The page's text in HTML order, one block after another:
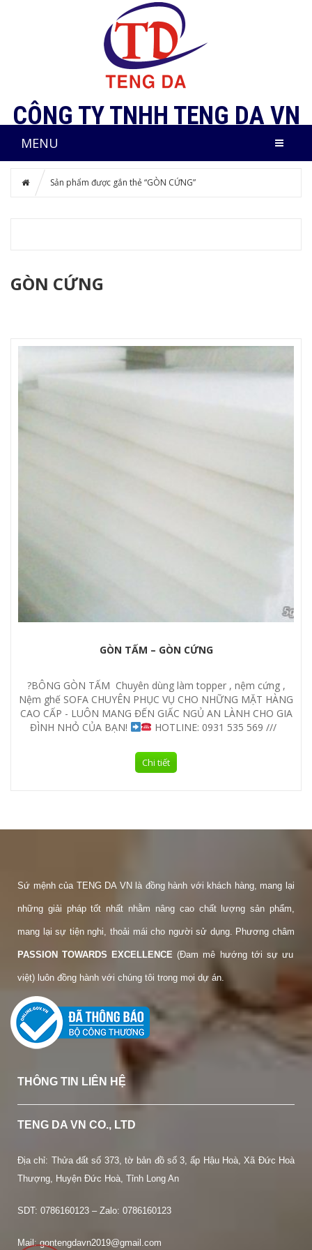
CÔNG TY TNHH TENG DA VN
MENU
Sản phẩm được gắn thẻ “GÒN CỨNG”
GÒN CỨNG
GÒN TẤM – GÒN CỨNG
?BÔNG GÒN TẤM Chuyên dùng làm topper , nệm cứng ,
Nệm ghế SOFA CHUYÊN PHỤC VỤ CHO NHỮNG MẶT HÀNG
CAO CẤP - LUÔN MANG ĐẾN GIẤC NGỦ AN LÀNH CHO GIA
ĐÌNH NHỎ CỦA BẠN!
HOTLINE: 0931 535 569 ///
Chi tiết
Sứ mệnh của TENG DA VN là đồng hành với khách hàng, mang lại
những giải pháp tốt nhất nhằm nâng cao chất lượng sản phẩm,
mang lại sự tiện nghi, thoải mái cho người sử dụng. Phương châm
PASSION TOWARDS EXCELLENCE (Đam mê hướng tới sự ưu
việt) luôn đồng hành với chúng tôi trong mọi dự án.
THÔNG TIN LIÊN HỆ
TENG DA VN CO., LTD
Địa chỉ: Thửa đất số 373, tờ bản đồ số 3, ấp Hậu Hoà, Xã Đức Hoà
Thượng, Huyện Đức Hoà, Tỉnh Long An
SDT: 0786160123 – Zalo: 0786160123
Mail: gontengdavn2019@gmail.com